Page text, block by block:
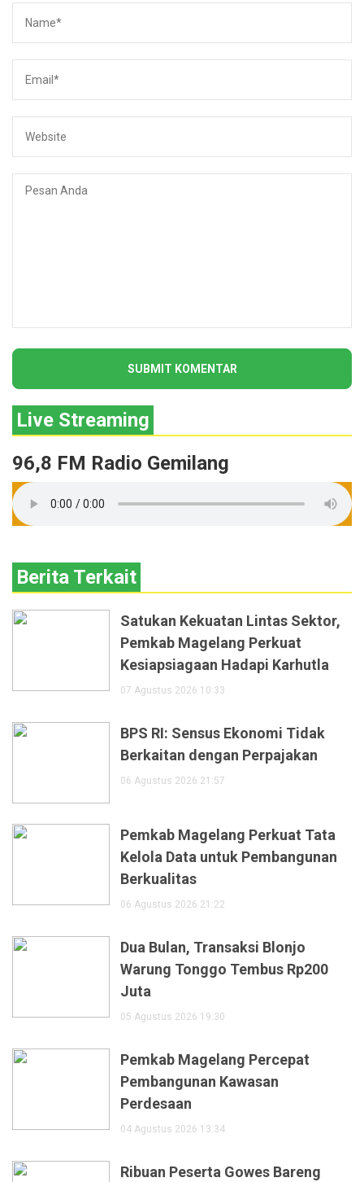
Live Streaming
96,8 FM Radio Gemilang
Berita Terkait
Satukan Kekuatan Lintas Sektor,
Pemkab Magelang Perkuat
Kesiapsiagaan Hadapi Karhutla
07 Agustus 2026 10:33
BPS RI: Sensus Ekonomi Tidak
Berkaitan dengan Perpajakan
06 Agustus 2026 21:57
Pemkab Magelang Perkuat Tata
Kelola Data untuk Pembangunan
Berkualitas
06 Agustus 2026 21:22
Dua Bulan, Transaksi Blonjo
Warung Tonggo Tembus Rp200
Juta
05 Agustus 2026 19:30
Pemkab Magelang Percepat
Pembangunan Kawasan
Perdesaan
04 Agustus 2026 13:34
Ribuan Peserta Gowes Bareng